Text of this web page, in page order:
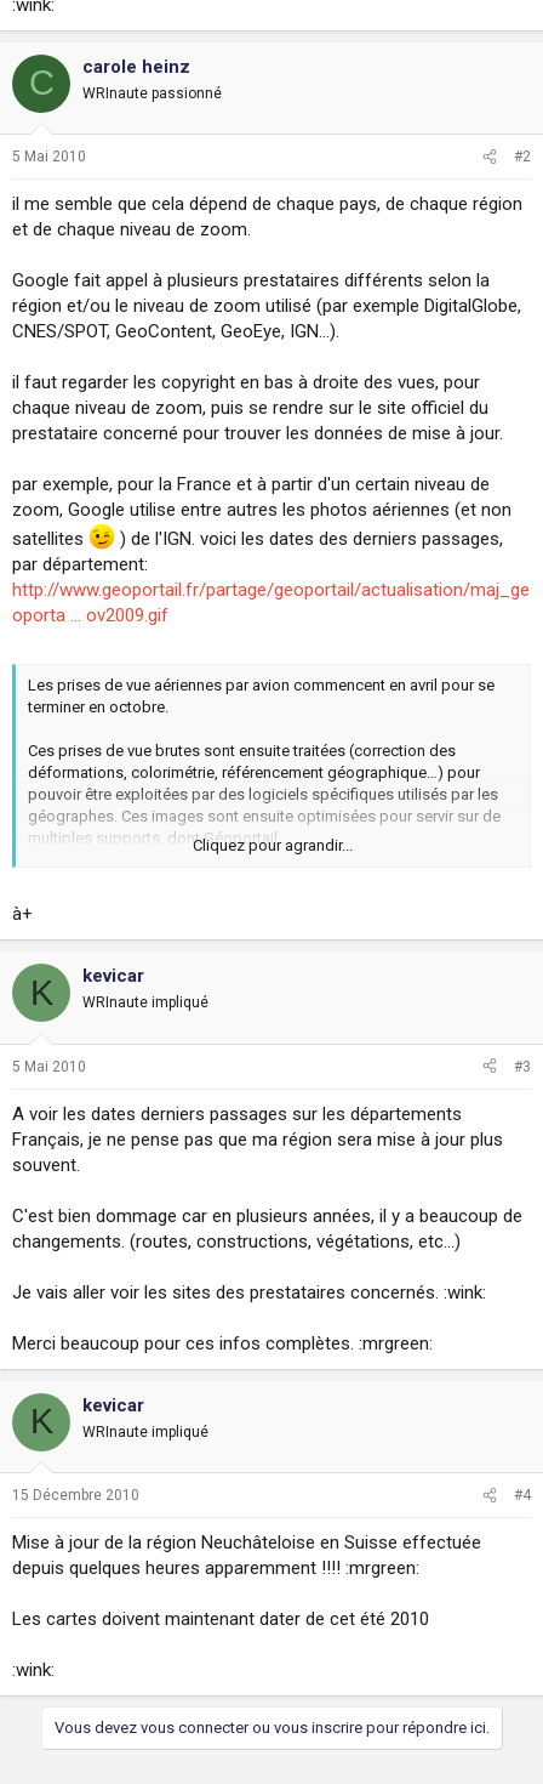
C carole heinz
WRInaute passionné
5 Mai 2010 #2
il me semble que cela dépend de chaque pays, de chaque région
et de chaque niveau de zoom.
Google fait appel à plusieurs prestataires différents selon la
région et/ou le niveau de zoom utilisé (par exemple DigitalGlobe,
CNES/SPOT, GeoContent, GeoEye, IGN...).
il faut regarder les copyright en bas à droite des vues, pour
chaque niveau de zoom, puis se rendre sur le site officiel du
prestataire concerné pour trouver les données de mise à jour.
par exemple, pour la France et à partir d'un certain niveau de
zoom, Google utilise entre autres les photos aériennes (et non
satellites
) de l'IGN. voici les dates des derniers passages,
par département:
http://www.geoportail.fr/partage/geoportail/actualisation/maj_ge
oporta ... ov2009.gif
Les prises de vue aériennes par avion commencent en avril pour se
terminer en octobre.
Ces prises de vue brutes sont ensuite traitées (correction des
déformations, colorimétrie, référencement géographique…) pour
pouvoir être exploitées par des logiciels spécifiques utilisés par les
géographes. Ces images sont ensuite optimisées pour servir sur de
multiples supports, dont Géoportail.
nécessaire.
Cliquez pour agrandir...
à+
K kevicar
WRInaute impliqué
5 Mai 2010 #3
A voir les dates derniers passages sur les départements
Français, je ne pense pas que ma région sera mise à jour plus
souvent.
C'est bien dommage car en plusieurs années, il y a beaucoup de
changements. (routes, constructions, végétations, etc...)
Je vais aller voir les sites des prestataires concernés. :wink:
Merci beaucoup pour ces infos complètes. :mrgreen:
K kevicar
WRInaute impliqué
15 Décembre 2010 #4
Mise à jour de la région Neuchâteloise en Suisse effectuée
depuis quelques heures apparemment !!!! :mrgreen:
Les cartes doivent maintenant dater de cet été 2010
:wink:
Vous devez vous connecter ou vous inscrire pour répondre ici.